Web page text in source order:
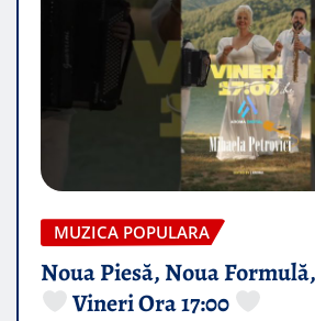
MUZICA POPULARA
Noua Piesă, Noua
Vineri Ora 17:00